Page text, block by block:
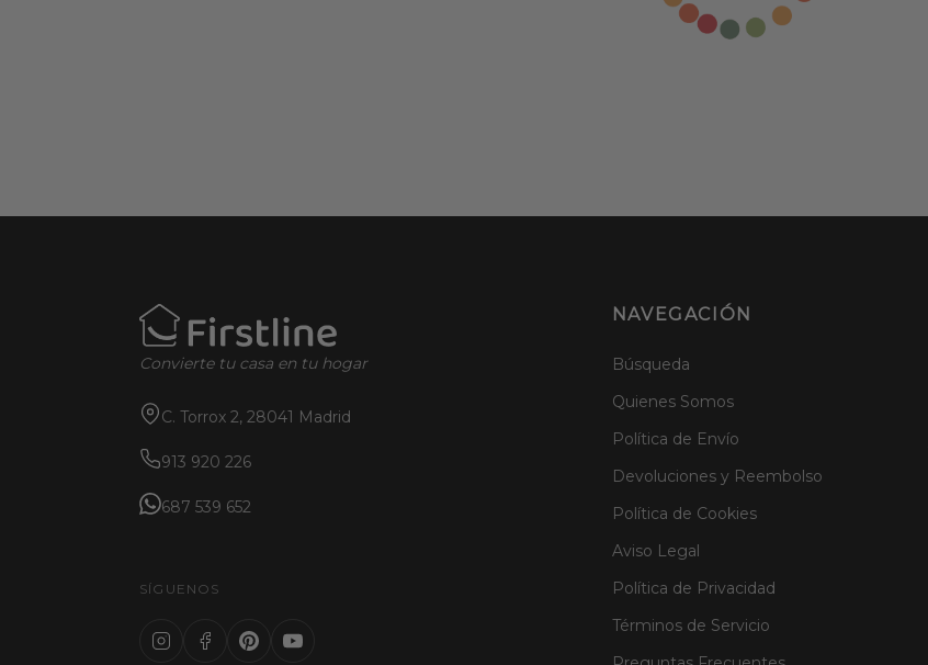
Convierte tu casa en tu hogar
C. Torrox 2, 28041 Madrid
913 920 226
687 539 652
SÍGUENOS
NAVEGACIÓN
Búsqueda
Quienes Somos
Política de Envío
Devoluciones y Reembolso
Política de Cookies
Aviso Legal
Política de Privacidad
Términos de Servicio